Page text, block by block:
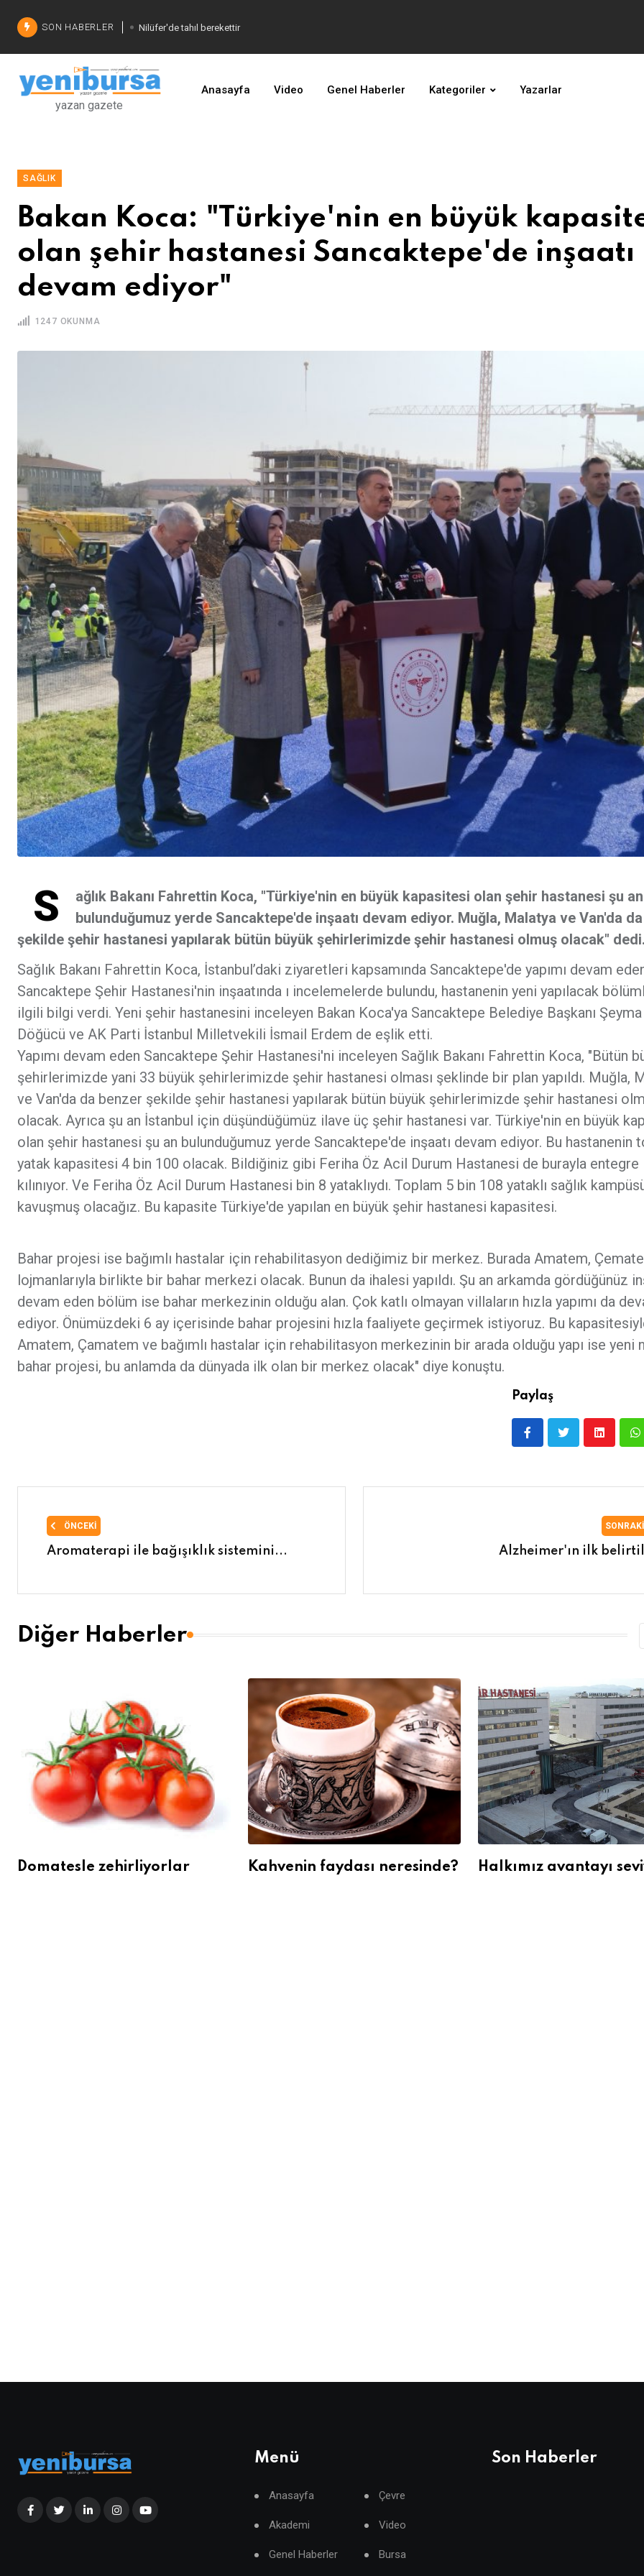
SON HABERLER Nilüfer'de tahıl berekettir
Şadi Özdemir'den çözüm
İşinizi geliştirin
yazan gazete
Anasayfa Video Genel Haberler Kategoriler Yazarlar
SAĞLIK
Bakan Koca: "Türkiye'nin en büyük
olan şehir hastanesi Sancaktepe'de inşaatı
devam ediyor"
1247 OKUNMA
S
ağlık Bakanı Fahrettin Koca, "Türkiye'nin en büyük kapasitesi olan şehir hastanesi şu an
bulunduğumuz yerde Sancaktepe'de inşaatı devam ediyor. Muğla, Malatya ve Van'da
şekilde şehir hastanesi yapılarak bütün büyük şehirlerimizde şehir hastanesi olmuş olacak" dedi.
Sağlık Bakanı Fahrettin Koca, İstanbul’daki ziyaretleri kapsamında Sancaktepe'de yapımı devam
Sancaktepe Şehir Hastanesi'nin inşaatında ı incelemelerde bulundu, hastanenin yeni yapılacak
ilgili bilgi verdi. Yeni şehir hastanesini inceleyen Bakan Koca'ya Sancaktepe Belediye Başkanı Şeyma
Döğücü ve AK Parti İstanbul Milletvekili İsmail Erdem de eşlik etti.
Yapımı devam eden Sancaktepe Şehir Hastanesi'ni inceleyen Sağlık Bakanı Fahrettin Koca, "Bütün
şehirlerimizde yani 33 büyük şehirlerimizde şehir hastanesi olması şeklinde bir plan yapıldı. Muğla,
ve Van'da da benzer şekilde şehir hastanesi yapılarak bütün büyük şehirlerimizde şehir hastanesi
olacak. Ayrıca şu an İstanbul için düşündüğümüz ilave üç şehir hastanesi var. Türkiye'nin en büyük
olan şehir hastanesi şu an bulunduğumuz yerde Sancaktepe'de inşaatı devam ediyor. Bu hastanenin
yatak kapasitesi 4 bin 100 olacak. Bildiğiniz gibi Feriha Öz Acil Durum Hastanesi de burayla entegre
kılınıyor. Ve Feriha Öz Acil Durum Hastanesi bin 8 yataklıydı. Toplam 5 bin 108 yataklı sağlık
kavuşmuş olacağız. Bu kapasite Türkiye'de yapılan en büyük şehir hastanesi kapasitesi.
Bahar projesi ise bağımlı hastalar için rehabilitasyon dediğimiz bir merkez. Burada Amatem,
lojmanlarıyla birlikte bir bahar merkezi olacak. Bunun da ihalesi yapıldı. Şu an arkamda gördüğünüz
devam eden bölüm ise bahar merkezinin olduğu alan. Çok katlı olmayan villaların hızla yapımı da
ediyor. Önümüzdeki 6 ay içerisinde bahar projesini hızla faaliyete geçirmek istiyoruz. Bu
Amatem, Çamatem ve bağımlı hastalar için rehabilitasyon merkezinin bir arada olduğu yapı ise yeni
bahar projesi, bu anlamda da dünyada ilk olan bir merkez olacak" diye konuştu.
Paylaş
ÖNCEKI
Aromaterapi ile bağışıklık sistemini...
SONRAKI
Alzheimer'ın ilk
Diğer Haberler
Domatesle zehirliyorlar Kahvenin faydası neresinde? Halkımız avantayı
Menü
Anasayfa Çevre
Akademi Video
Genel Haberler Bursa
Son Haberler